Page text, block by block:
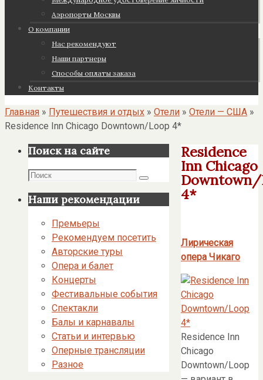
Аэропорты Москвы
О компании
Нас рекомендуют
Наши партнеры
Cпособы оплаты заказа
Контакты
Главная » Путешествия и отдых » Отели » Отели — США »
Residence Inn Chicago Downtown/Loop 4*
Residence
Inn Chicago
Downtown/
4*
Лирическая
опера Чикаго
Residence Inn
Chicago
Downtown/Loop
Поиск на сайте
Поиск
Поиск
Наши рекомендации
Премьеры
Рекомендуем посетить
Авторские туры
Опера и балет
Концерты
Фестивальные события
Спектакли
Балы и карнавалы
Статьи и интервью
Оперные трансляции
Разное